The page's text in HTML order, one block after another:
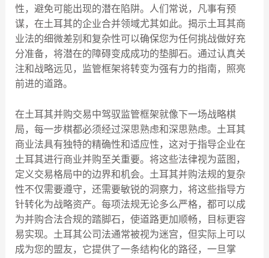
性，避免可能出现的潜在陷阱。人们常说，凡事有预
谋，在土耳其的企业合并领域尤其如此。揭示土耳其商
业法的细微差别和复杂性可以确保您为任何挑战做好充
分准备，将潜在的障碍变成成功的垫脚石。通过认真关
注和战略远见，监管框架将转变为强有力的指南，照亮
前进的道路。
在土耳其并购交易中驾驭监管框架就像下一场战略棋
局，每一步棋都必须经过深思熟虑和深思熟虑。土耳其
商业法具有独特的精确性和适应性，这对于指导企业在
土耳其进行商业并购至关重要。将这些法律视为蓝图，
定义交易格局中的边界和机会。土耳其并购法规的复杂
性不仅需要遵守，还需要敏锐的洞察力，将这些指导方
针转化为战略资产。每项法规无论多么严格，都可以成
为并购合法合规的踏脚石，使道路更加顺畅，目标更容
易实现。土耳其公司法通常被视为迷宫，但实际上可以
成为您的盟友，它提供了一条结构化的路径，一旦掌